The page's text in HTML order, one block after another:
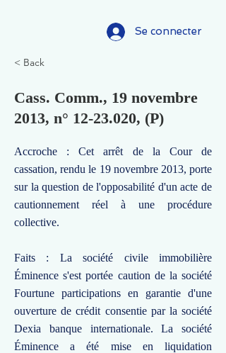
Se connecter
< Back
Cass. Comm., 19 novembre
2013, n° 12-23.020, (P)
Accroche : Cet arrêt de la Cour de
cassation, rendu le 19 novembre 2013, porte
sur la question de l'opposabilité d'un acte de
cautionnement réel à une procédure
collective.
Faits : La société civile immobilière
Éminence s'est portée caution de la société
Fourtune participations en garantie d'une
ouverture de crédit consentie par la société
Dexia banque internationale. La société
Éminence a été mise en liquidation